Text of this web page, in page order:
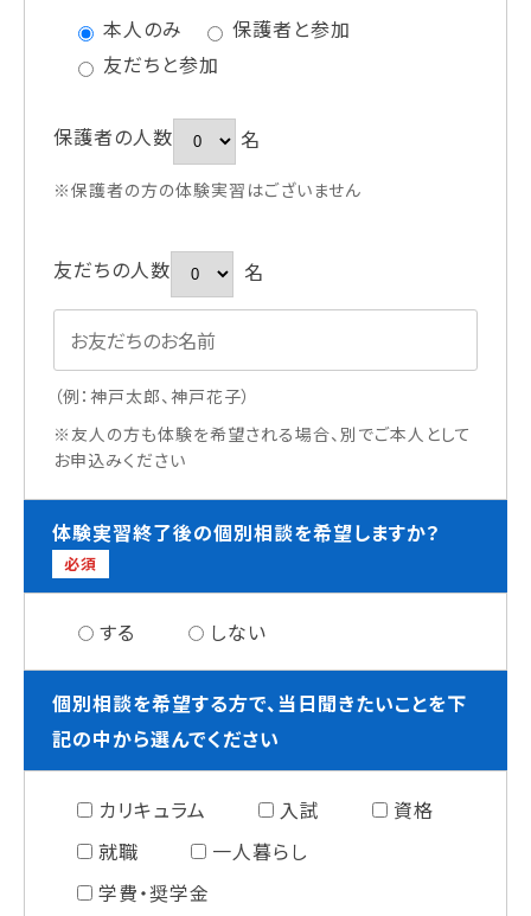
本人のみ
保護者と参加
友だちと参加
保護者の人数 名
※保護者の方の体験実習はございません
友だちの人数 名
（例：神戸太郎、神戸花子）
※友人の方も体験を希望される場合、別でご本人として
お申込みください
体験実習終了後の個別相談を希望しますか？
必須
する しない
個別相談を希望する方で、当日聞きたいことを下
記の中から選んでください
カリキュラム 入試
資格
就職
一人暮らし
学費・奨学金